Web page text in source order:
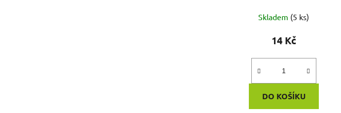
Skladem (5 ks)
14 Kč
DO KOŠÍKU